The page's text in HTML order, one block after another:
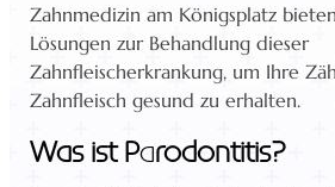
Zahnmedizin am Königsplatz
Lösungen zur Behandlung dieser
Zahnfleischerkrankung, um Ihre
Zahnfleisch gesund zu erhalten.
Was ist Parodontitis?